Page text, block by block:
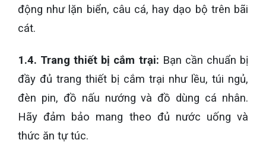
động như lặn biển, câu cá, hay dạo bộ trên bãi
cát.
1.4. Trang thiết bị cắm trại: Bạn cần chuẩn bị
đầy đủ trang thiết bị cắm trại như lều, túi ngủ,
đèn pin, đồ nấu nướng và đồ dùng cá nhân.
Hãy đảm bảo mang theo đủ nước uống và
thức ăn tự túc.